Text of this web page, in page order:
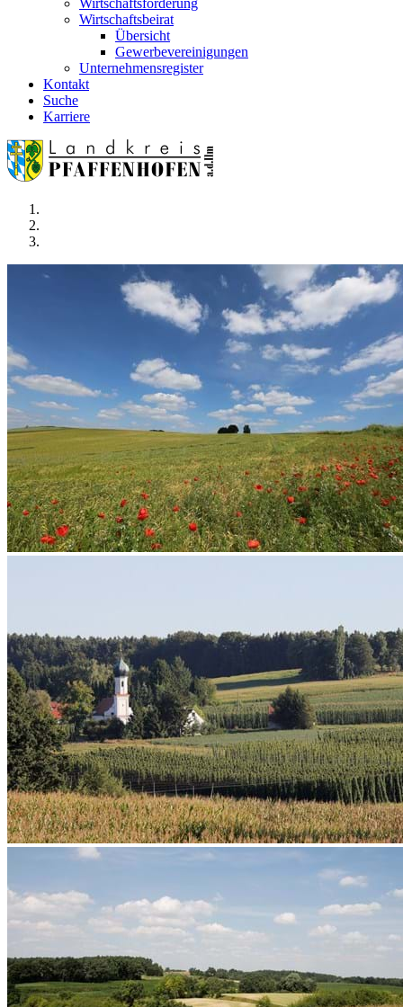
Wirtschaftsförderung
Wirtschaftsbeirat
Übersicht
Gewerbevereinigungen
Unternehmensregister
Kontakt
Suche
Karriere